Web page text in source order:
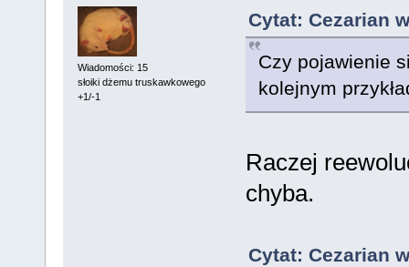
Wiadomości: 15
słoiki dżemu truskawkowego
+1/-1
Cytat: Cezarian
Czy pojawienie
kolejnym
Raczej
chyba.
Cytat: Cezarian